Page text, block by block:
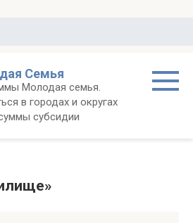
Семья
Молодая семья.
в городах и округах
субсидии